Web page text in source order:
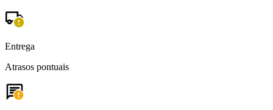
Entrega
Atrasos pontuais